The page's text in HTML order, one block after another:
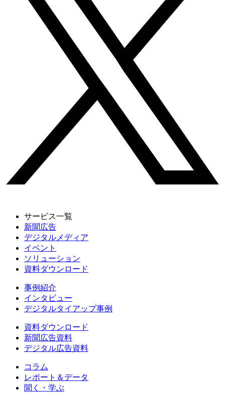
サービス一覧
新聞広告
デジタルメディア
イベント
ソリューション
資料ダウンロード
事例紹介
インタビュー
デジタルタイアップ事例
資料ダウンロード
新聞広告資料
デジタル広告資料
コラム
レポート＆データ
聞く・学ぶ